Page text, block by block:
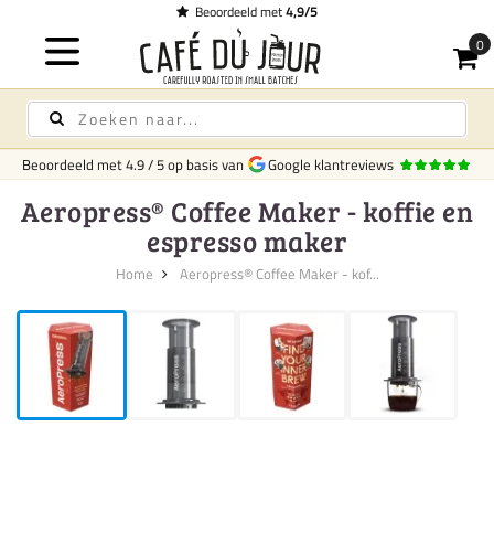
Beoordeeld met4,9/5
Beoordeeld met4.9/5op basis van Google klantreviews
Aeropress® Coffee Maker - koffie en
espresso maker
Home Aeropress® Coffee Maker - kof...